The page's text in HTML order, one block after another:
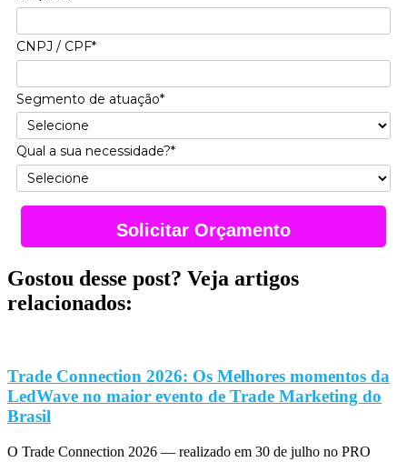
CNPJ / CPF*
Segmento de atuação*
Qual a sua necessidade?*
Solicitar Orçamento
Gostou desse post? Veja artigos
relacionados:
Trade Connection 2026: Os Melhores momentos da
LedWave no maior evento de Trade Marketing do
Brasil
O Trade Connection 2026 — realizado em 30 de julho no PRO